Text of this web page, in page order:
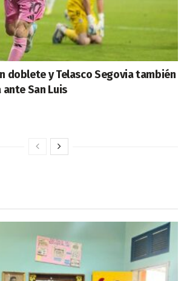
doblete y Telasco Segovia también
San Luis